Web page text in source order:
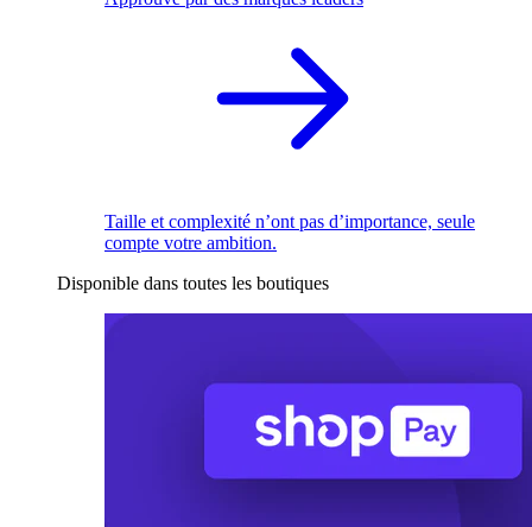
Taille et complexité n’ont pas d’importance, seule
compte votre ambition.
Disponible dans toutes les boutiques